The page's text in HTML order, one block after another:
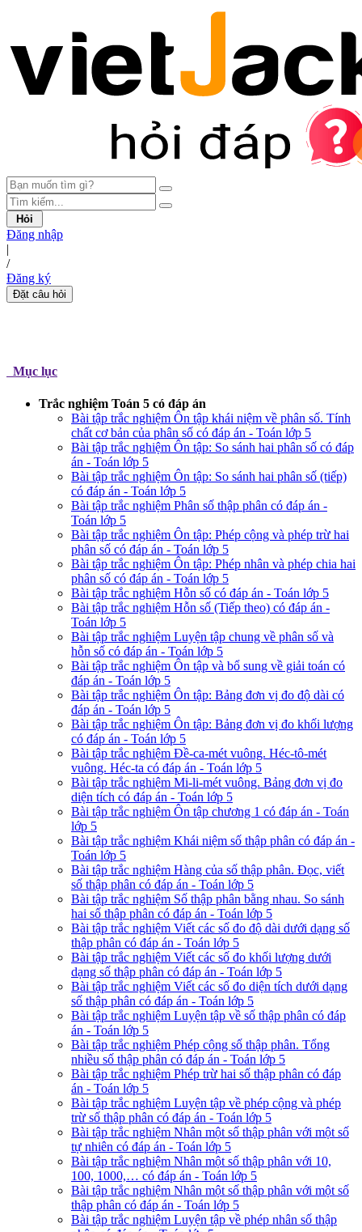
Hỏi
Đăng nhập
|
/
Đăng ký
Đặt câu hỏi
Mục lục
Trắc nghiệm Toán 5 có đáp án
Bài tập trắc nghiệm Ôn tập khái niệm về phân số. Tính
chất cơ bản của phân số có đáp án - Toán lớp 5
Bài tập trắc nghiệm Ôn tập: So sánh hai phân số có đáp
án - Toán lớp 5
Bài tập trắc nghiệm Ôn tập: So sánh hai phân số (tiếp)
có đáp án - Toán lớp 5
Bài tập trắc nghiệm Phân số thập phân có đáp án -
Toán lớp 5
Bài tập trắc nghiệm Ôn tập: Phép cộng và phép trừ hai
phân số có đáp án - Toán lớp 5
Bài tập trắc nghiệm Ôn tập: Phép nhân và phép chia hai
phân số có đáp án - Toán lớp 5
Bài tập trắc nghiệm Hỗn số có đáp án - Toán lớp 5
Bài tập trắc nghiệm Hỗn số (Tiếp theo) có đáp án -
Toán lớp 5
Bài tập trắc nghiệm Luyện tập chung về phân số và
hỗn số có đáp án - Toán lớp 5
Bài tập trắc nghiệm Ôn tập và bổ sung về giải toán có
đáp án - Toán lớp 5
Bài tập trắc nghiệm Ôn tập: Bảng đơn vị đo độ dài có
đáp án - Toán lớp 5
Bài tập trắc nghiệm Ôn tập: Bảng đơn vị đo khối lượng
có đáp án - Toán lớp 5
Bài tập trắc nghiệm Đề-ca-mét vuông. Héc-tô-mét
vuông. Héc-ta có đáp án - Toán lớp 5
Bài tập trắc nghiệm Mi-li-mét vuông. Bảng đơn vị đo
diện tích có đáp án - Toán lớp 5
Bài tập trắc nghiệm Ôn tập chương 1 có đáp án - Toán
lớp 5
Bài tập trắc nghiệm Khái niệm số thập phân có đáp án -
Toán lớp 5
Bài tập trắc nghiệm Hàng của số thập phân. Đọc, viết
số thập phân có đáp án - Toán lớp 5
Bài tập trắc nghiệm Số thập phân bằng nhau. So sánh
hai số thập phân có đáp án - Toán lớp 5
Bài tập trắc nghiệm Viết các số đo độ dài dưới dạng số
thập phân có đáp án - Toán lớp 5
Bài tập trắc nghiệm Viết các số đo khối lượng dưới
dạng số thập phân có đáp án - Toán lớp 5
Bài tập trắc nghiệm Viết các số đo diện tích dưới dạng
số thập phân có đáp án - Toán lớp 5
Bài tập trắc nghiệm Luyện tập về số thập phân có đáp
án - Toán lớp 5
Bài tập trắc nghiệm Phép cộng số thập phân. Tổng
nhiều số thập phân có đáp án - Toán lớp 5
Bài tập trắc nghiệm Phép trừ hai số thập phân có đáp
án - Toán lớp 5
Bài tập trắc nghiệm Luyện tập về phép cộng và phép
trừ số thập phân có đáp án - Toán lớp 5
Bài tập trắc nghiệm Nhân một số thập phân với một số
tự nhiên có đáp án - Toán lớp 5
Bài tập trắc nghiệm Nhân một số thập phân với 10,
100, 1000,… có đáp án - Toán lớp 5
Bài tập trắc nghiệm Nhân một số thập phân với một số
thập phân có đáp án - Toán lớp 5
Bài tập trắc nghiệm Luyện tập về phép nhân số thập